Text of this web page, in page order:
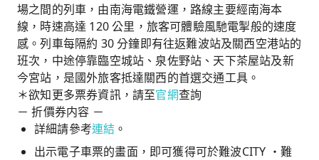
場之間的列車，由南海電鐵營運，路線主要經南海本
線，時速高達 120 公里，旅客可體驗風馳電掣般的速度
感。列車每隔約 30 分鐘即有往返難波站及關西空港站的
班次，中途停靠臨空城站、泉佐野站、天下茶屋站及新
今宮站，是國外旅客抵達關西的首選交通工具。
＊欲知更多票券資訊，請至官網查詢
－ 折價券内容 －
詳細請參考連結 。
出示電子車票的畫面，即可獲得可於難波CITY ・難